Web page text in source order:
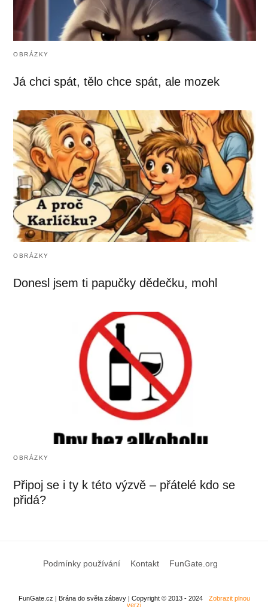
OBRÁZKY
Já chci spát, tělo chce spát, ale mozek
OBRÁZKY
Donesl jsem ti papučky dědečku, mohl
OBRÁZKY
Připoj se i ty k této výzvě – přátelé kdo se
přidá?
Podmínky používání Kontakt FunGate.org
FunGate.cz | Brána do světa zábavy | Copyright © 2013 - 2024
Zobrazit plnou
verzi